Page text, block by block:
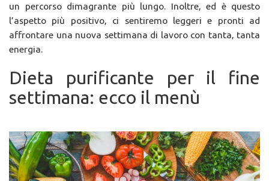
un percorso dimagrante più lungo. Inoltre, ed è questo
l’aspetto più positivo, ci sentiremo leggeri e pronti ad
affrontare una nuova settimana di lavoro con tanta, tanta
energia.
Dieta purificante per il fine
settimana: ecco il menù